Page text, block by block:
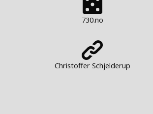
730.no
Christoffer Schjelderup